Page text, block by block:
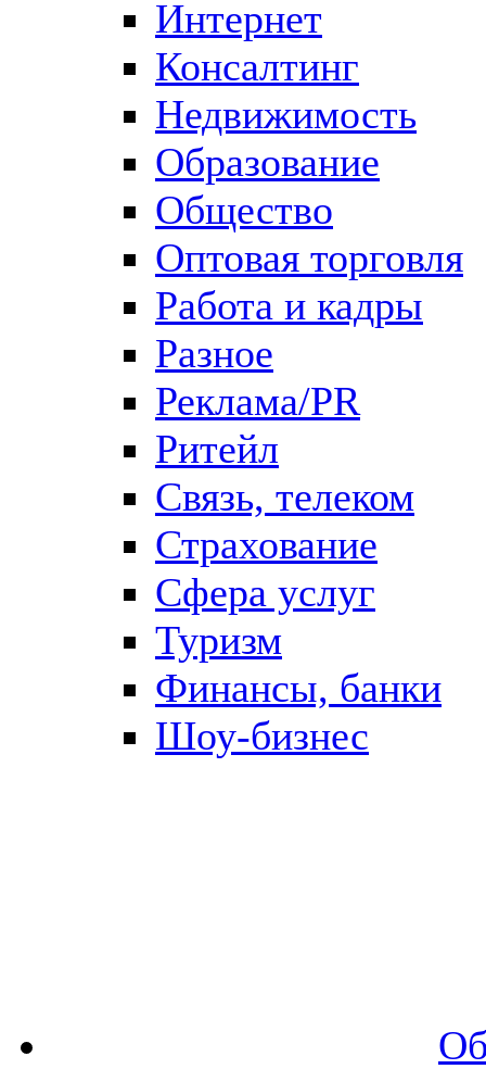
Интернет
Консалтинг
Недвижимость
Образование
Общество
Оптовая торговля
Работа и кадры
Разное
Реклама/PR
Ритейл
Связь, телеком
Страхование
Сфера услуг
Туризм
Финансы, банки
Шоу-бизнес